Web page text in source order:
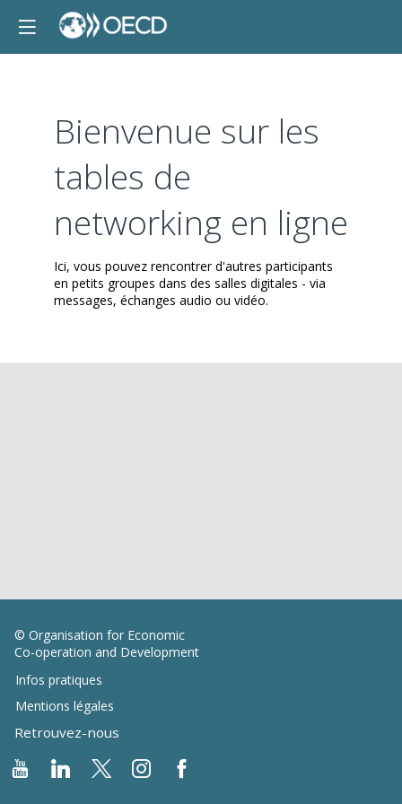
Bienvenue sur les
tables de
networking en ligne
Ici, vous pouvez rencontrer d'autres participants
en petits groupes dans des salles digitales - via
messages, échanges audio ou vidéo.
© Organisation for Economic
Co-operation and Development
Infos pratiques
Mentions légales
Retrouvez-nous